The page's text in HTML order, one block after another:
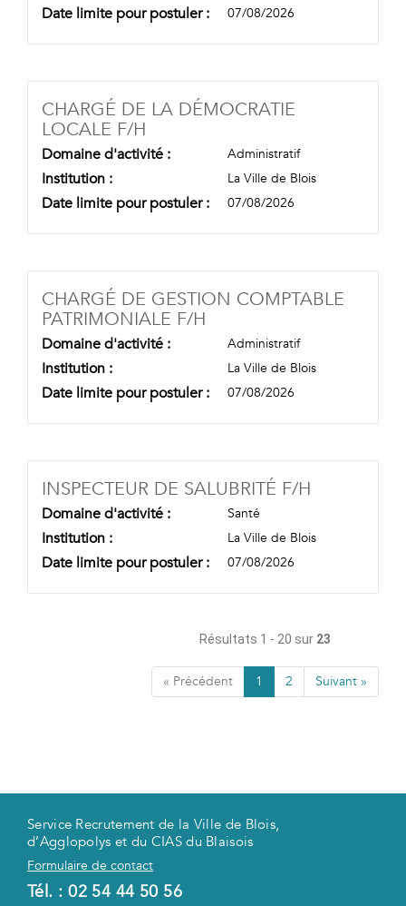
Date limite pour postuler : 07/08/2026
CHARGÉ DE LA DÉMOCRATIE
LOCALE F/H
Domaine d'activité : Administratif
Institution : La Ville de Blois
Date limite pour postuler : 07/08/2026
CHARGÉ DE GESTION COMPTABLE
PATRIMONIALE F/H
Domaine d'activité : Administratif
Institution : La Ville de Blois
Date limite pour postuler : 07/08/2026
INSPECTEUR DE SALUBRITÉ F/H
Domaine d'activité : Santé
Institution : La Ville de Blois
Date limite pour postuler : 07/08/2026
Résultats 1 - 20 sur 23
« Précédent 1 2 Suivant »
Service Recrutement de la Ville de Blois,
d’Agglopolys et du CIAS du Blaisois
Formulaire de contact
Tél. :02 54 44 50 56